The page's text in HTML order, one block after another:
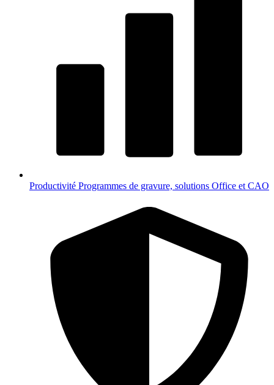
Productivité Programmes de gravure, solutions Office et CAO